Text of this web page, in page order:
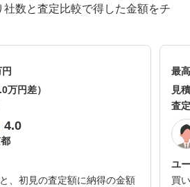
社数と査定比較で得した金額をチ
万円差）
4.0
、初見の査定額に納得の金額
最
見
査
ユ
買